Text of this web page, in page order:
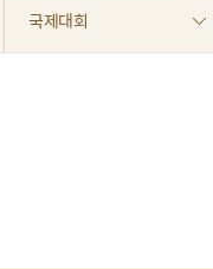
국제대회